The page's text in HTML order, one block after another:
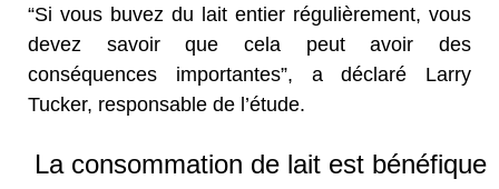
“Si vous buvez du lait entier régulièrement, vous
devez savoir que cela peut avoir des
conséquences importantes”, a déclaré Larry
Tucker, responsable de l’étude.
La consommation de lait est bénéfique